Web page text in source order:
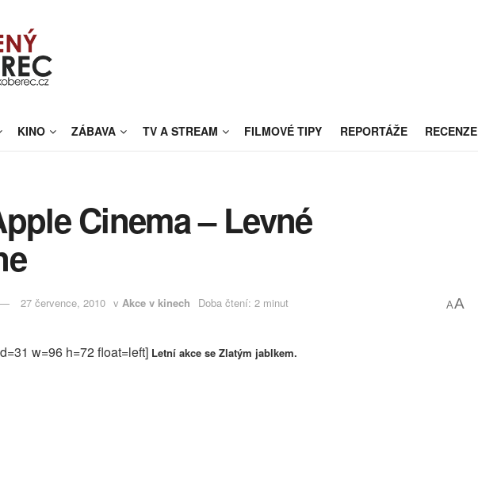
KINO ZÁBAVA TV A STREAM FILMOVÉ TIPY REPORTÁŽE RECENZE
Cinema – Levné
27 července, 2010 v Akce v kinech Doba čtení: 2 minut AA
w=96 h=72 float=left] Letní akce se Zlatým jablkem.